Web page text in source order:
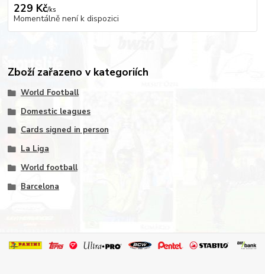
229 Kč/ks
Momentálně není k dispozici
Zboží zařazeno v kategoriích
World Football
Domestic leagues
Cards signed in person
La Liga
World football
Barcelona